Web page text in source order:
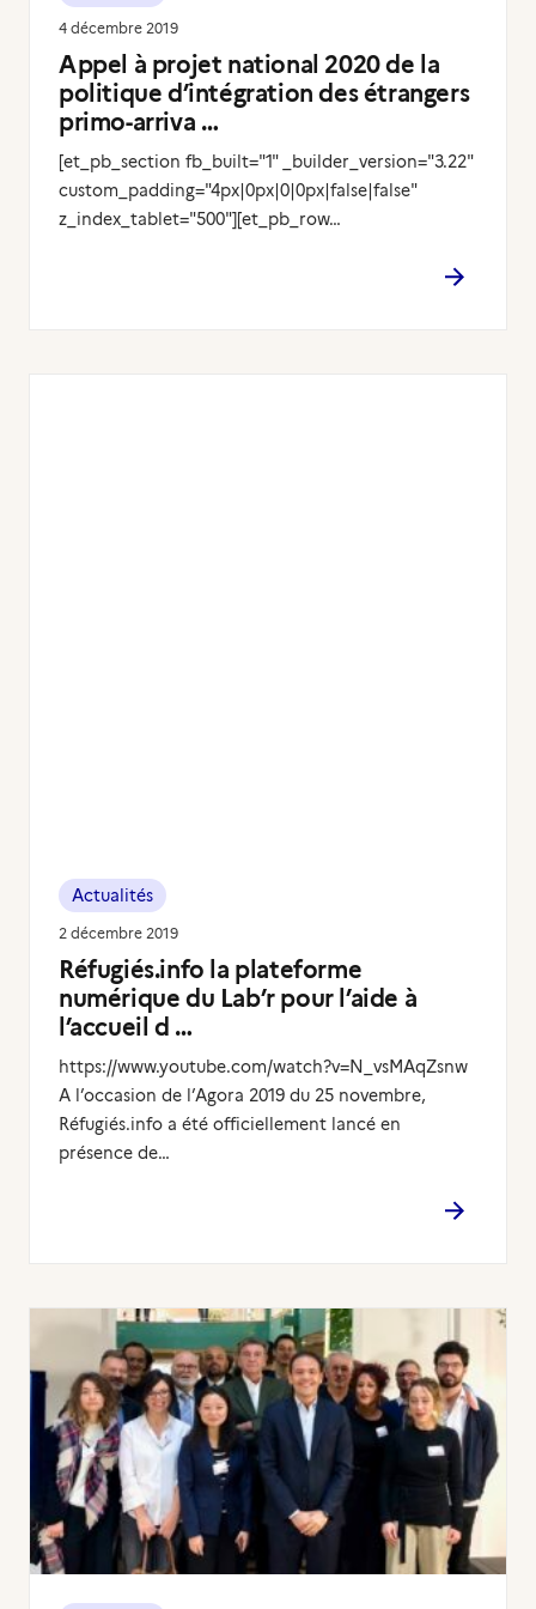
4 décembre 2019
Appel à projet national 2020 de la
politique d’intégration des étrangers
primo-arriva …
[et_pb_section fb_built="1" _builder_version="3.22"
custom_padding="4px|0px|0|0px|false|false"
z_index_tablet="500"][et_pb_row…
Actualités
2 décembre 2019
Réfugiés.info la plateforme
numérique du Lab’r pour l’aide à
l’accueil d …
https://www.youtube.com/watch?v=N_vsMAqZsnw
A l’occasion de l’Agora 2019 du 25 novembre,
Réfugiés.info a été officiellement lancé en
présence de…